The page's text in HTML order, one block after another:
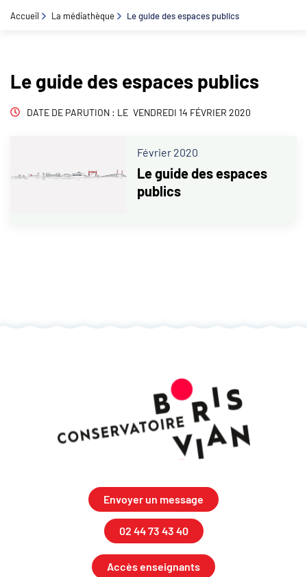
Accueil La médiathèque Le guide des espaces publics
Le guide des espaces publics
DATE DE PARUTION : LE VENDREDI 14 FÉVRIER 2020
Février 2020
Le guide des espaces
publics
Envoyer un message
02 44 73 43 40
Accès enseignants